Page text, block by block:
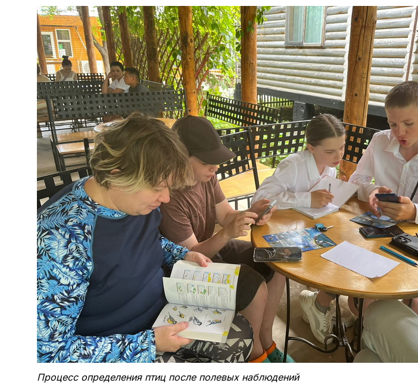
Процесс определения птиц после полевых наблюдений